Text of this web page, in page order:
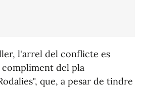
l'arrel del conflicte es
compliment del pla
que, a pesar de tindre